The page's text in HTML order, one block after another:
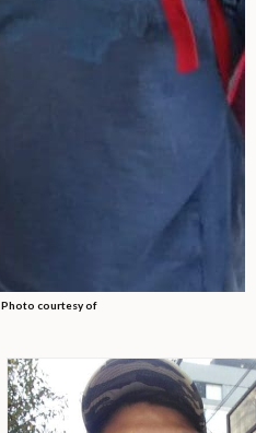
Photo courtesy of